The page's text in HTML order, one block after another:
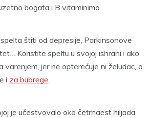
bogata i B vitaminima.
štiti od depresije, Parkinsonove
Koristite speltu u svojoj ishrani i ako
varenjem, jer ne opterećuje ni želudac, a
i za bubrege.
je učestvovalo oko četrnaest hiljada